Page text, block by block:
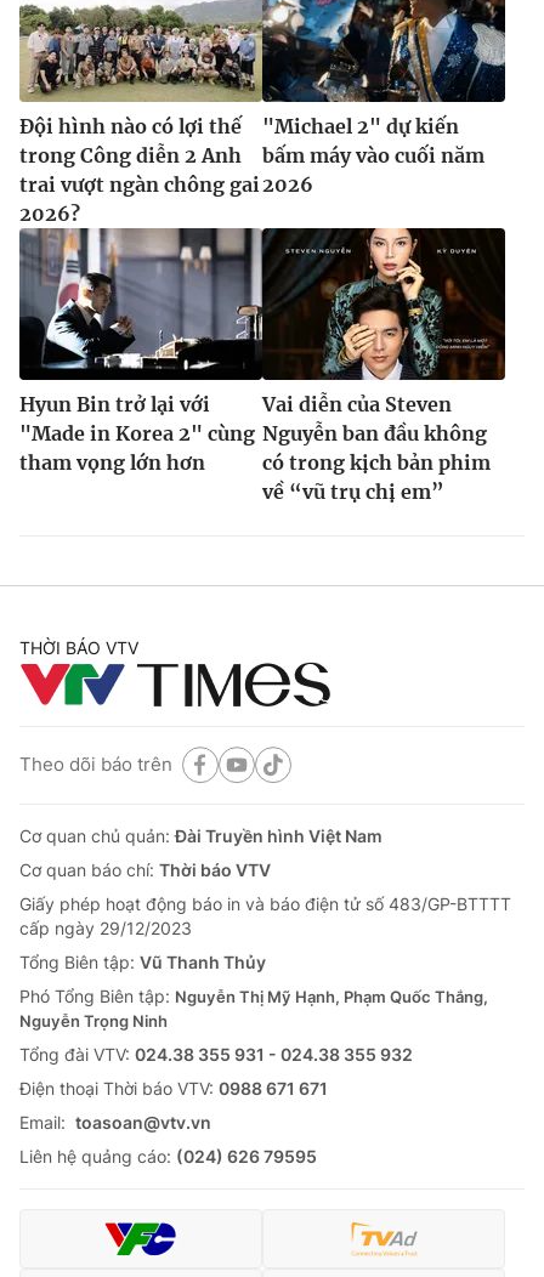
Đội hình nào có lợi thế
trong Công diễn 2 Anh
trai vượt ngàn chông gai
2026?
"Michael 2" dự kiến
bấm máy vào cuối năm
2026
Hyun Bin trở lại với
"Made in Korea 2" cùng
tham vọng lớn hơn
Vai diễn của Steven
Nguyễn ban đầu không
có trong kịch bản phim
về “vũ trụ chị em”
THỜI BÁO VTV
Theo dõi báo trên
Cơ quan chủ quản:Đài Truyền hình Việt Nam
Cơ quan báo chí: Thời báo VTV
Giấy phép hoạt động báo in và báo điện tử số 483/GP-BTTTT
cấp ngày 29/12/2023
Tổng Biên tập: Vũ Thanh Thủy
Phó Tổng Biên tập: Nguyễn Thị Mỹ Hạnh, Phạm Quốc Thắng,
Nguyễn Trọng Ninh
Tổng đài VTV: 024.38 355 931 - 024.38 355 932
Ðiện thoại Thời báo VTV: 0988 671 671
Email: toasoan@vtv.vn
Liên hệ quảng cáo: (024) 626 79595